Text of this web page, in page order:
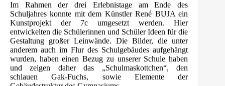
Im Rahmen der drei Erlebnistage am Ende des
Schuljahres konnte mit dem Künstler René BUJA ein
Kunstprojekt der 7c umgesetzt werden. Hier
entwickelten die Schülerinnen und Schüler Ideen für die
Gestaltung großer Leinwände. Die Bilder, die unter
anderem auch im Flur des Schulgebäudes aufgehängt
wurden, haben einen Bezug zu unserer Schule haben
und zeigen daher das „Schulmaskottchen“, den
schlauen Gak-Fuchs, sowie Elemente der